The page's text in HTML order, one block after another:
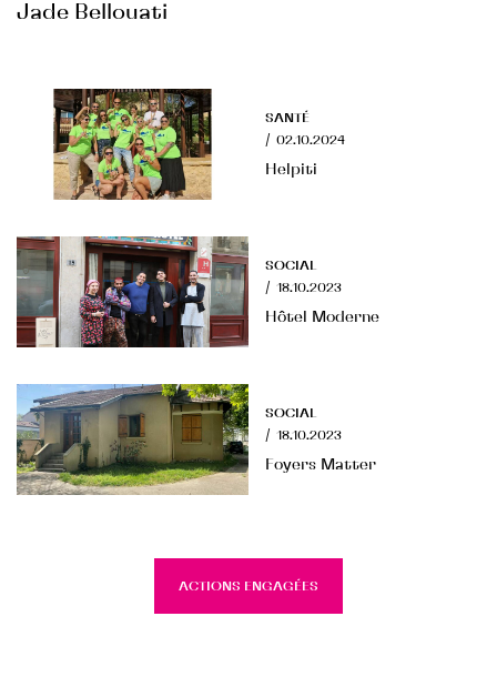
Jade Bellouati
SANTÉ
/ 02.10.2024
Helpiti
SOCIAL
/ 18.10.2023
Hôtel Moderne
SOCIAL
/ 18.10.2023
Foyers Matter
ACTIONS ENGAGÉES